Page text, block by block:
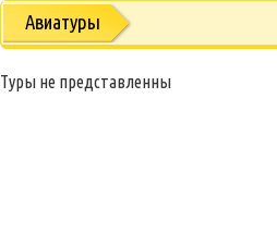
Авиатуры
Туры не представленны